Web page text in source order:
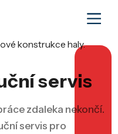
servis
zdaleka nekončí.
servis pro